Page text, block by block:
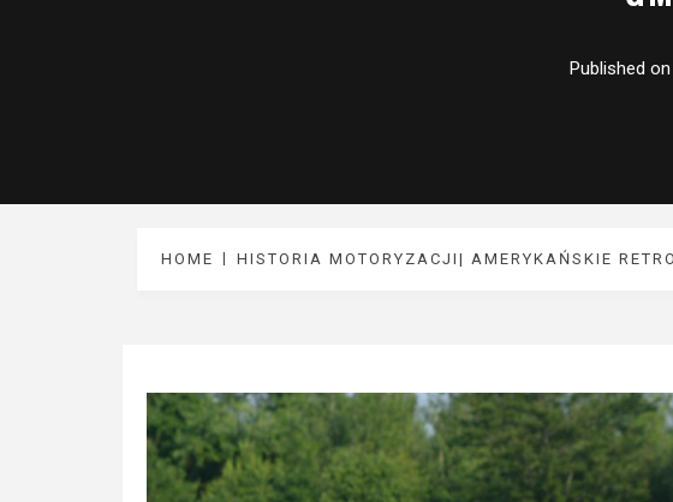
Published on
HOME HISTORIA MOTORYZACJI| AMERYKAŃSKIE